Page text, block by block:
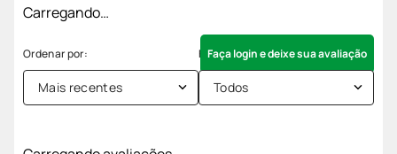
Carregando…
Faça login e deixe sua avaliação
Mais recentes Todos